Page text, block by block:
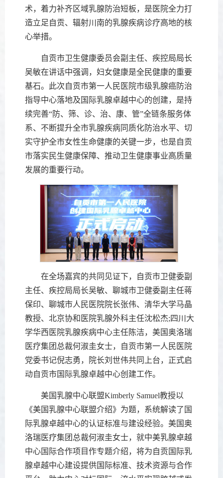
术，着力补齐区域乳腺防治短板，是医院全力打
造立足自贡、辐射川南的乳腺疾病诊疗高地的核
心举措。
自贡市卫生健康委员会副主任、疾控局局长
吴敏在讲话中强调，妇女健康是全民健康的重要
基石。此次自贡市第一人民医院市级乳腺癌防治
指导中心落地及国际乳腺卓越中心的创建，是持
续完善“防、筛、诊、治、康、管”全链条服务体
系、不断提升全市乳腺疾病同质化防治水平、切
实守护全市女性生命健康的关键一步，也是自贡
市落实民生健康保障、推动卫生健康事业高质量
发展的重要行动。
在全场嘉宾的共同见证下，自贡市卫健委副
主任、疾控局局长吴敏、聊城市卫健委副主任蒋
保印、聊城市人民医院院长张伟、清华大学马晶
教授、北京协和医院乳腺外科主任沈松杰;四川大
学华西医院乳腺疾病中心主任陈洁，美国奥洛瑞
医疗集团总裁何淑圭女士，自贡市第一人民医院
党委书记倪志勇，院长刘世伟共同上台，正式启
动自贡市国际乳腺卓越中心创建工作。
美国乳腺中心联盟Kimberly Samuel教授以
《美国乳腺中心联盟介绍》为题，系统解读了国
际乳腺卓越中心的认证标准与建设经验。美国奥
洛瑞医疗集团总裁何淑圭女士，就中美乳腺卓越
中心国际合作项目作专题介绍，将为自贡国际乳
腺卓越中心建设提供国际标准、技术资源与合作